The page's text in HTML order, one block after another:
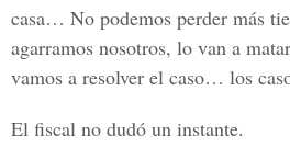
casa… No podemos perder más
agarramos nosotros, lo van a
vamos a resolver el caso… los
El fiscal no dudó un instante.